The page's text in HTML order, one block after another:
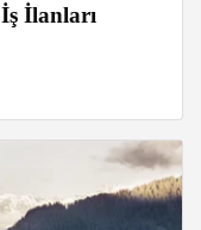
İlanları